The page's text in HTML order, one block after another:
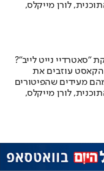
לורן מייקלס,
נייט לייב"?
ה-50: ארבעה מתוך 17 חברי הקאסט עוזבים את
לקראת העונה ה-51 • חלק מהם מעידים שהפיטורים
לורן מייקלס,